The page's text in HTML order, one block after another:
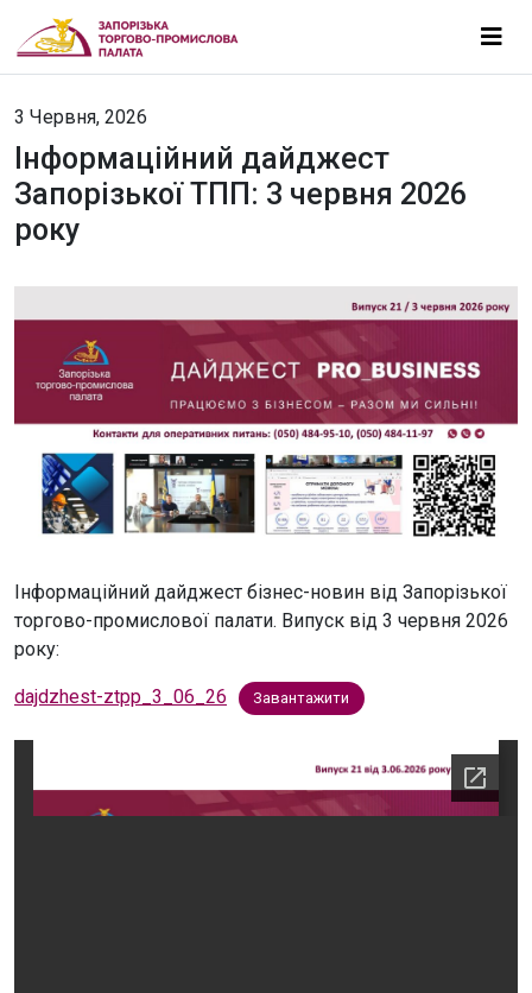
3 Червня, 2026
Інформаційний дайджест
Запорізької ТПП: 3 червня 2026
року
Інформаційний дайджест бізнес-новин від Запорізької
торгово-промислової палати. Випуск від 3 червня 2026
року:
dajdzhest-ztpp_3_06_26 Завантажити